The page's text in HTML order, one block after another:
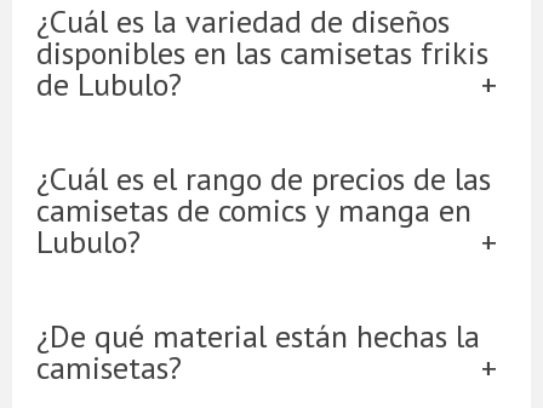
¿Cuál es la variedad de diseños
disponibles en las camisetas frikis
de Lubulo?
¿Cuál es el rango de precios de las
camisetas de comics y manga en
Lubulo?
¿De qué material están hechas la
camisetas?